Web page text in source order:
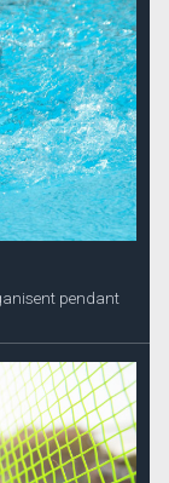
pendant